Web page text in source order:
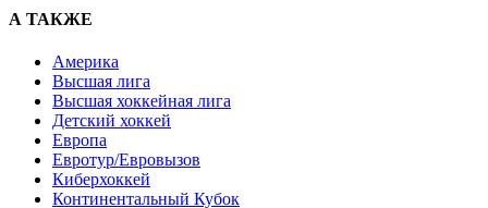
А ТАКЖЕ
Америка
Высшая лига
Высшая хоккейная лига
Детский хоккей
Европа
Евротур/Евровызов
Киберхоккей
Континентальный Кубок